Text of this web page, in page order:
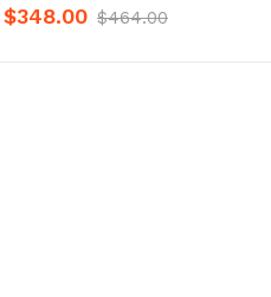
$464.00Original
$348.00
Current